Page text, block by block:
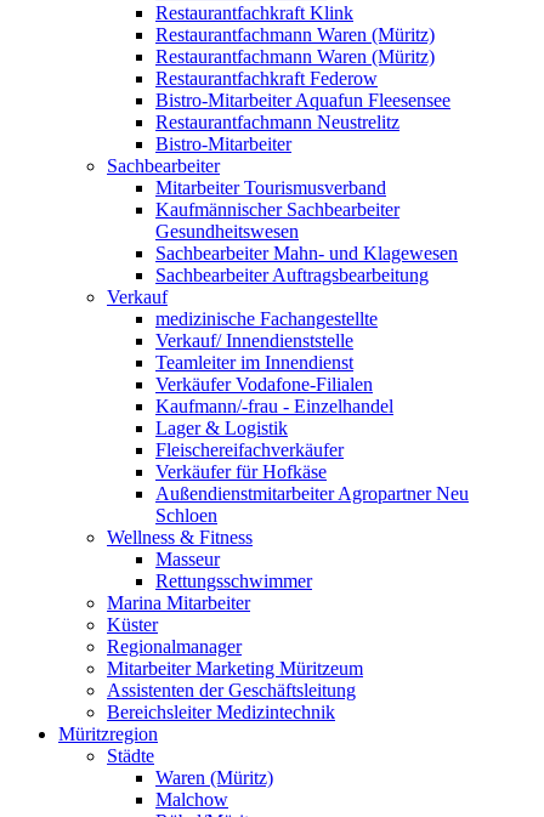
Restaurantfachkraft Klink
Restaurantfachmann Waren (Müritz)
Restaurantfachmann Waren (Müritz)
Restaurantfachkraft Federow
Bistro-Mitarbeiter Aquafun Fleesensee
Restaurantfachmann Neustrelitz
Bistro-Mitarbeiter
Sachbearbeiter
Mitarbeiter Tourismusverband
Kaufmännischer Sachbearbeiter
Gesundheitswesen
Sachbearbeiter Mahn- und Klagewesen
Sachbearbeiter Auftragsbearbeitung
Verkauf
medizinische Fachangestellte
Verkauf/ Innendienststelle
Teamleiter im Innendienst
Verkäufer Vodafone-Filialen
Kaufmann/-frau - Einzelhandel
Lager & Logistik
Fleischereifachverkäufer
Verkäufer für Hofkäse
Außendienstmitarbeiter Agropartner Neu
Schloen
Wellness & Fitness
Masseur
Rettungsschwimmer
Marina Mitarbeiter
Küster
Regionalmanager
Mitarbeiter Marketing Müritzeum
Assistenten der Geschäftsleitung
Bereichsleiter Medizintechnik
Müritzregion
Städte
Waren (Müritz)
Malchow